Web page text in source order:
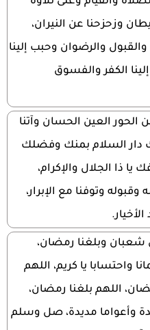
وزحزحنا عن النيران،
والقبول والرضوان وحبب إلينا
الكفر والفسوق
الحور العين الحسان وآتنا
دار السلام بمنك وفضلك
ذا الجلال والإكرام،
وتوفنا مع الإبرار،
شعبان وبلغنا رمضان،
واحتسابا يا كريم، اللهم
اللهم بلغنا رمضان،
وأعواما مديدة، صل وسلم